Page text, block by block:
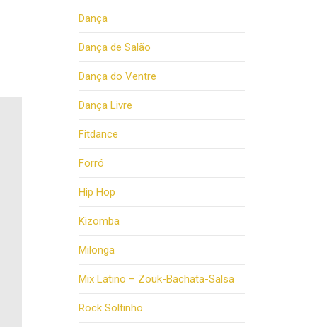
Dança
Dança de Salão
Dança do Ventre
Dança Livre
Fitdance
Forró
Hip Hop
Kizomba
Milonga
Mix Latino – Zouk-Bachata-Salsa
Rock Soltinho